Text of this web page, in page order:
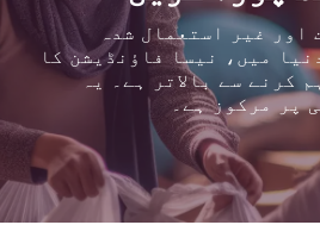
اور غیر استعمال شدہ
میں، نیسا فاؤنڈیشن کا
کرنے سے بالاتر ہے۔ یہ
پر مرکوز ہے۔